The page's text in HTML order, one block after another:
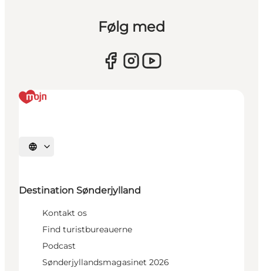
Følg med
Vælg sprog
Destination Sønderjylland
Kontakt os
Find turistbureauerne
Podcast
Sønderjyllandsmagasinet 2026